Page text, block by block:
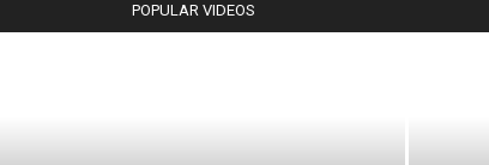
POPULAR VIDEOS